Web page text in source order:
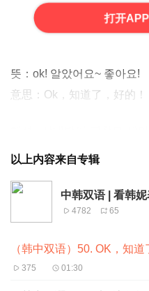
打开
뜻： ok! 알았어요~ 좋아요!
意思：Ok，知道了，好的！
정을 사용할 수 있습니다
可以用这个表情包。
다 보러 갈까
?라고 물어왔
라 생각한다면 이 이모티콘
以上内容来自专辑
中韩双语 | 看韩
4782 65
375 01:30